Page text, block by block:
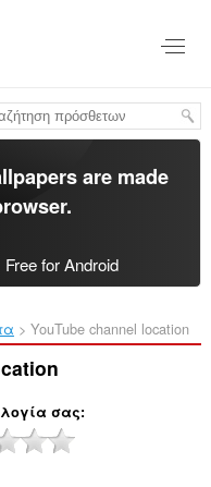
are made
.
Free for Android
YouTube channel location‎
σας